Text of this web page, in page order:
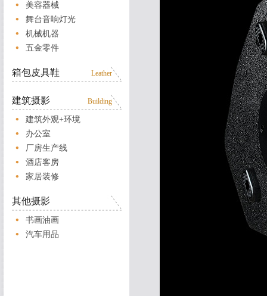
美容器械
舞台音响灯光
机械机器
五金零件
箱包皮具鞋 Leather
建筑摄影 Building
建筑外观+环境
办公室
厂房生产线
酒店客房
家居装修
其他摄影
书画油画
汽车用品